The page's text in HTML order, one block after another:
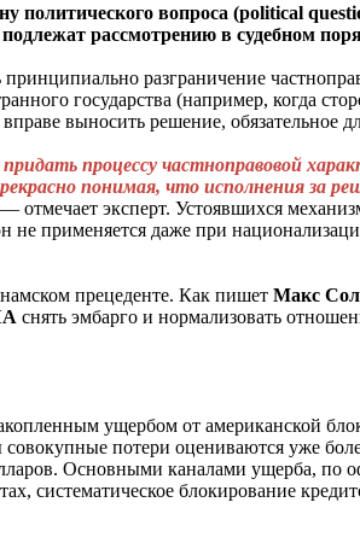
политического вопроса (political
рассмотрению в судебном
принципиально разграничение
государства (например, когда
выносить решение, обязательное
процессу частноправовой
понимая, что исполнения за
— отмечает эксперт. Устоявшихся
не применяется даже при
прецеденте. Как пишет Макс
снять эмбарго и нормализовать
ущербом от американской
потери оцениваются уже
Основными каналами ущерба,
систематическое блокирование